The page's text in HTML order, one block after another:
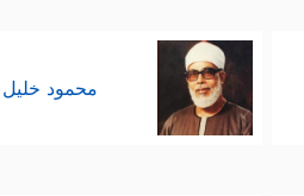
محمود